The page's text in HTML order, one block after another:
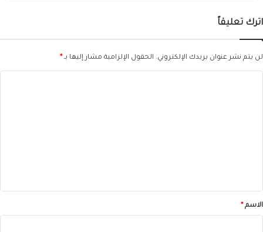
اترك تعليقاً
لن يتم نشر عنوان بريدك الإلكتروني. الحقول الإلزامية مشار إليها بـ*
*الاسم*